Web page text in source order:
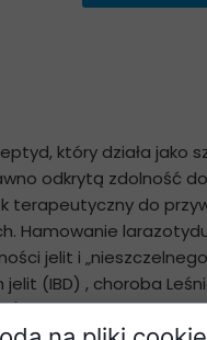
który działa jako
odkrytą zdolność
terapeutyczny do
Hamowanie
jelit i
(IBD) , choroba
przewlekła choroba